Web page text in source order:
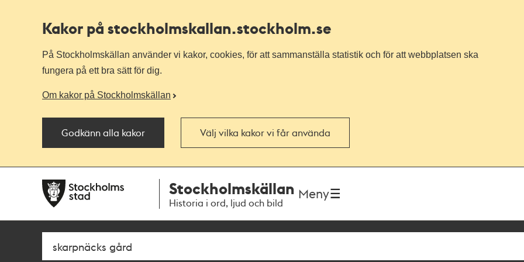
Kakor på stockholmskallan.stockholm.se
På Stockholmskällan använder vi kakor, cookies, för att sammanställa statistik och för att webbplatsen ska
fungera på ett bra sätt för dig.
Om kakor på Stockholmskällan
Godkänn alla kakor Välj vilka kakor vi får använda
navigationen
huvudinnehållet
Stockholmskällan
Historia i ord, ljud och bild
Meny
Sök